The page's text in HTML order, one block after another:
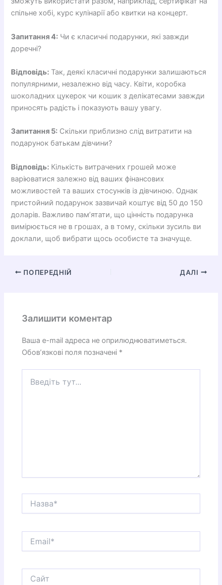
спільне хобі, курс кулінарії або квитки на концерт.
Запитання 4: Чи є класичні подарунки, які завжди
доречні?
Відповідь: Так, деякі класичні подарунки залишаються
популярними, незалежно від часу. Квіти, коробка
шоколадних цукерок чи кошик з делікатесами завжди
приносять радість і показують вашу увагу.
Запитання 5: Скільки приблизно слід витратити на
подарунок батькам дівчини?
Відповідь: Кількість витрачених грошей може
варіюватися залежно від ваших фінансових
можливостей та ваших стосунків із дівчиною. Однак
пристойний подарунок зазвичай коштує від 50 до 150
доларів. Важливо пам’ятати, що цінність подарунка
вимірюється не в грошах, а в тому, скільки зусиль ви
доклали, щоб вибрати щось особисте та значуще.
ПОПЕРЕДНІЙ ДАЛІ
Залишити коментар
Ваша e-mail адреса не оприлюднюватиметься.
Обов’язкові поля позначені *
тут...